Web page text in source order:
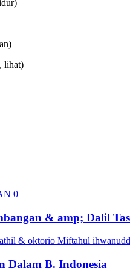
lihat)
0
& amp; Dalil
& oktorio Miftahul
Dalam B. Indonesia